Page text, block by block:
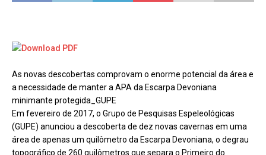
As novas descobertas comprovam o enorme potencial da área e
a necessidade de manter a APA da Escarpa Devoniana
minimante protegida_GUPE
Em fevereiro de 2017, o Grupo de Pesquisas Espeleológicas
(GUPE) anunciou a descoberta de dez novas cavernas em uma
área de apenas um quilômetro da Escarpa Devoniana, o degrau
topográfico de 260 quilômetros que separa o Primeiro do